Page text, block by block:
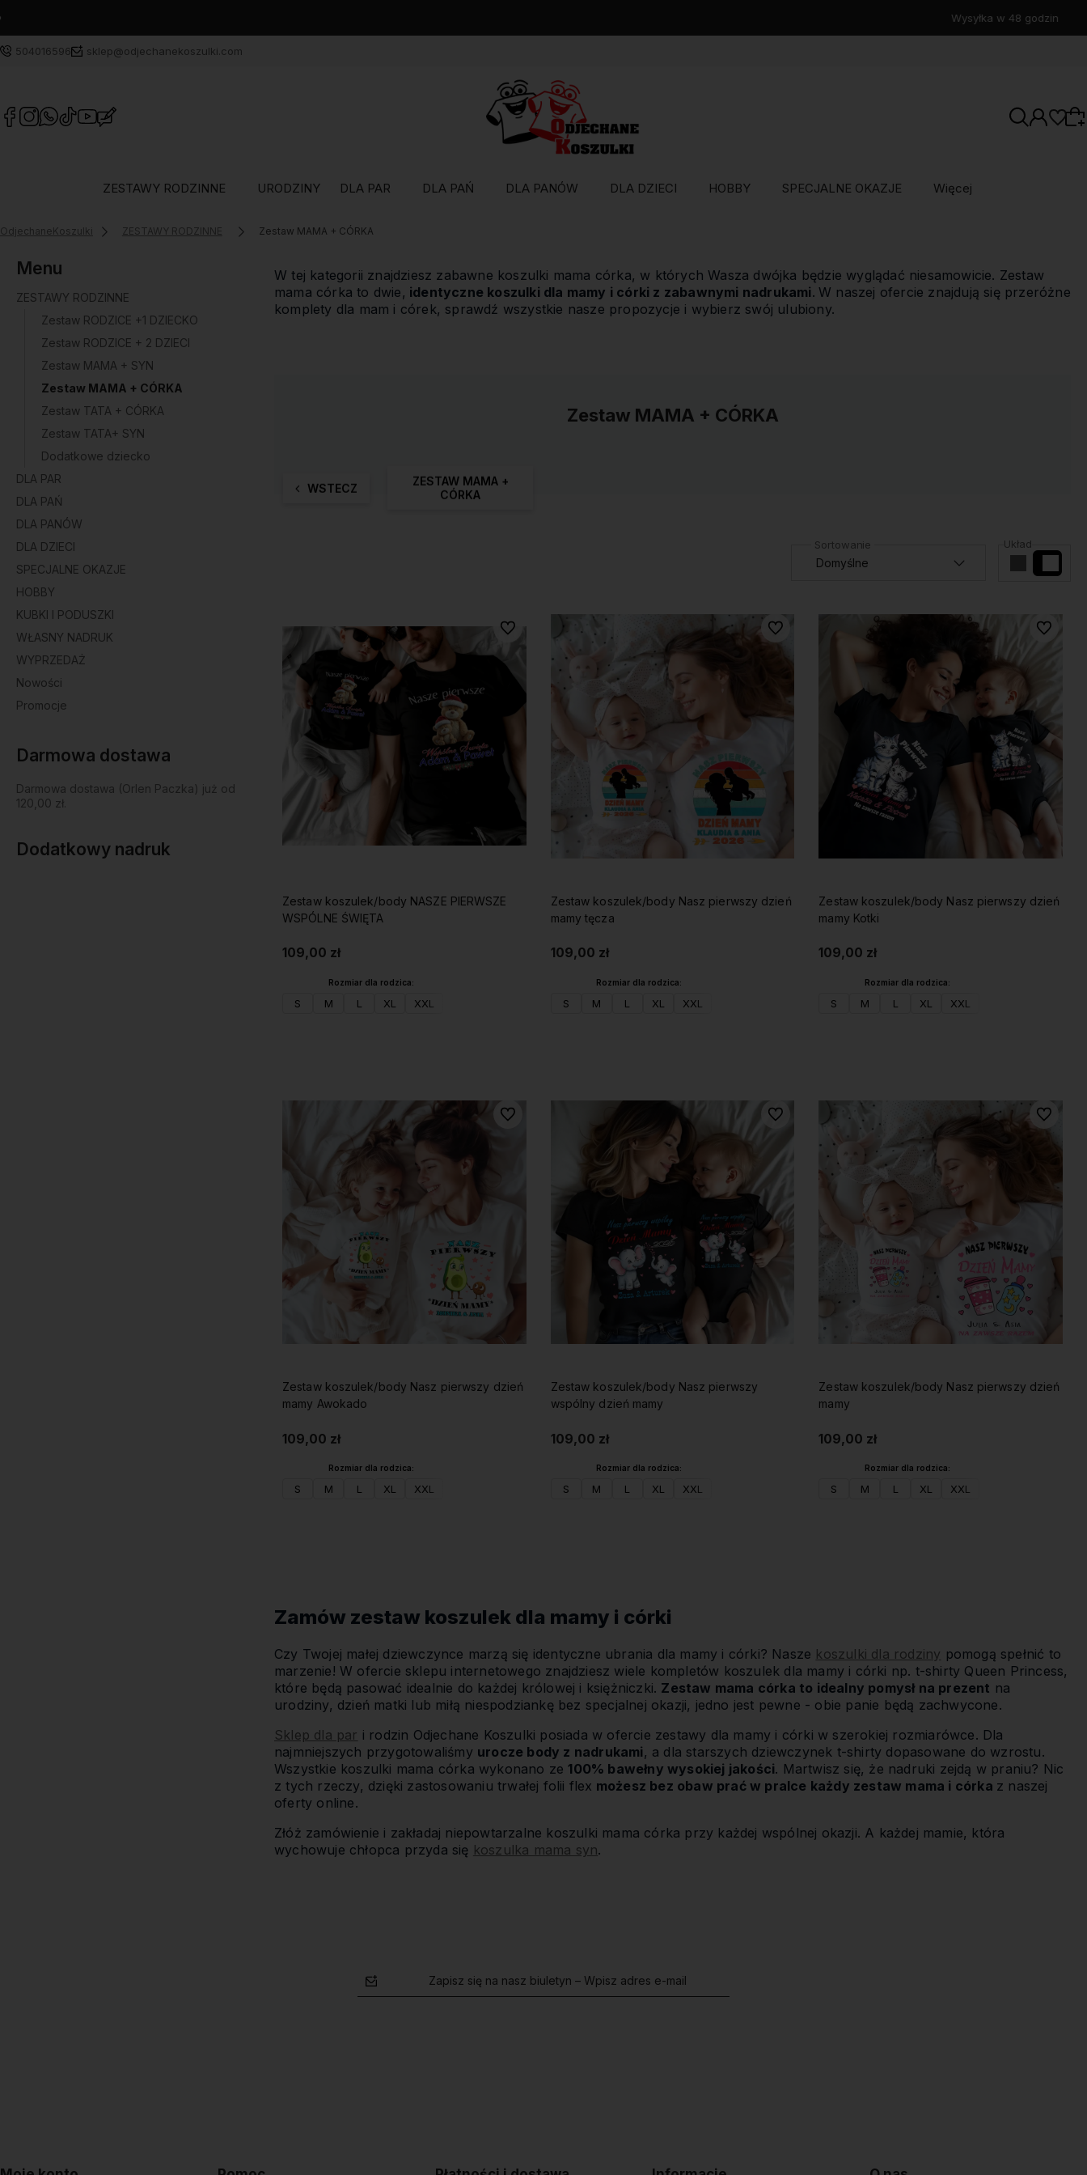
504016596 sklep@odjechanekoszulki.com
produkty do listy z poprzedniej sesji.
ZESTAWY RODZINNE URODZINY DLA PAR DLA PAŃ DLA PANÓW DLA DZIECI HOBBY SPECJALNE OKAZJE Więcej
OdjechaneKoszulki ZESTAWY RODZINNE Zestaw MAMA + CÓRKA
Menu
ZESTAWY RODZINNE
Zestaw RODZICE +1 DZIECKO
Zestaw RODZICE + 2 DZIECI
Zestaw MAMA + SYN
Zestaw MAMA + CÓRKA
Zestaw TATA + CÓRKA
Zestaw TATA+ SYN
Dodatkowe dziecko
DLA PAR
DLA PAŃ
DLA PANÓW
DLA DZIECI
SPECJALNE OKAZJE
HOBBY
KUBKI I PODUSZKI
WŁASNY NADRUK
WYPRZEDAŻ
Nowości
Promocje
Darmowa dostawa
Darmowa dostawa (Orlen Paczka) już od
120,00 zł.
Dodatkowy nadruk
W tej kategorii znajdziesz zabawne koszulki mama córka, w których Wasza dwójka będzie wyglądać niesamowicie. Zestaw
mama córka to dwie, identyczne koszulki dla mamy i córki z zabawnymi nadrukami. W naszej ofercie znajdują się przeróżne
komplety dla mam i córek, sprawdź wszystkie nasze propozycje i wybierz swój ulubiony.
Zestaw MAMA + CÓRKA
WSTECZ
ZESTAW MAMA +
CÓRKA
Układ
Zestaw koszulek/body NASZE PIERWSZE
WSPÓLNE ŚWIĘTA
109,00 zł
Rozmiar dla rodzica:
S M L XL XXL
Do ulubionych
Zestaw koszulek/body Nasz pierwszy dzień
mamy tęcza
109,00 zł
Rozmiar dla rodzica:
S M L XL XXL
Do ulubionych
Zestaw koszulek/body Nasz pierwszy dzień
mamy Kotki
109,00 zł
Rozmiar dla rodzica:
S M L XL XXL
Do
Zestaw koszulek/body Nasz pierwszy dzień
mamy Awokado
109,00 zł
Rozmiar dla rodzica:
S M L XL XXL
Do ulubionych
Zestaw koszulek/body Nasz pierwszy
wspólny dzień mamy
109,00 zł
Rozmiar dla rodzica:
S M L XL XXL
Do ulubionych
Zestaw koszulek/body Nasz pierwszy dzień
mamy
109,00 zł
Rozmiar dla rodzica:
S M L XL XXL
Do
Zamów zestaw koszulek dla mamy i córki
Czy Twojej małej dziewczynce marzą się identyczne ubrania dla mamy i córki? Nasze koszulki dla rodziny pomogą spełnić to
marzenie! W ofercie sklepu internetowego znajdziesz wiele kompletów koszulek dla mamy i córki np. t-shirty Queen Princess,
które będą pasować idealnie do każdej królowej i księżniczki. Zestaw mama córka to idealny pomysł na prezent na
urodziny, dzień matki lub miłą niespodziankę bez specjalnej okazji, jedno jest pewne - obie panie będą zachwycone.
Sklep dla par i rodzin Odjechane Koszulki posiada w ofercie zestawy dla mamy i córki w szerokiej rozmiarówce. Dla
najmniejszych przygotowaliśmy urocze body z nadrukami, a dla starszych dziewczynek t-shirty dopasowane do wzrostu.
Wszystkie koszulki mama córka wykonano ze100% bawełny wysokiej jakości. Martwisz się, że nadruki zejdą w praniu? Nic
z tych rzeczy, dzięki zastosowaniu trwałej folii flex możesz bez obaw prać w pralce każdy zestaw mama i córka z naszej
oferty online.
Złóż zamówienie i zakładaj niepowtarzalne koszulki mama córka przy każdej wspólnej okazji. A każdej mamie, która
wychowuje chłopca przyda się koszulka mama syn.
Zapisz się na nasz biuletyn – Wpisz adres e-mail